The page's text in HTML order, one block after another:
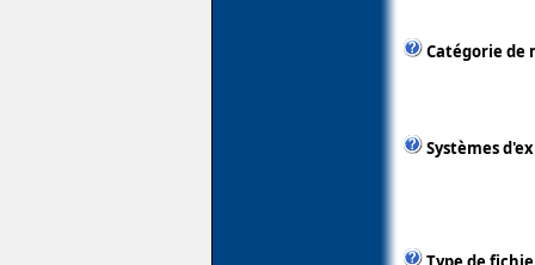
Catégorie de
Systèmes